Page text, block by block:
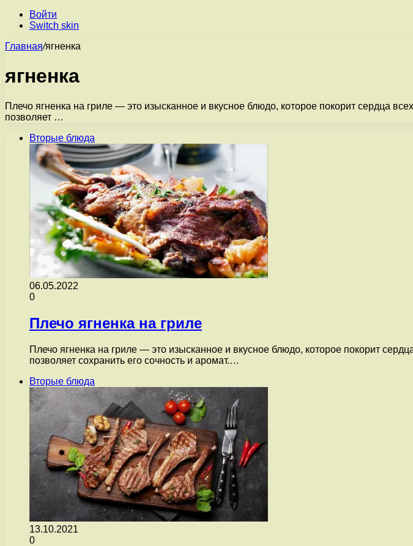
Войти
Switch skin
Главная/ягненка
ягненка
Плечо ягненка на гриле — это изысканное и вкусное блюдо, которое покорит сердца
позволяет …
Вторые блюда
06.05.2022
0
Плечо ягненка на гриле
Плечо ягненка на гриле — это изысканное и вкусное блюдо, которое покорит
позволяет сохранить его сочность и аромат.…
Вторые блюда
13.10.2021
0